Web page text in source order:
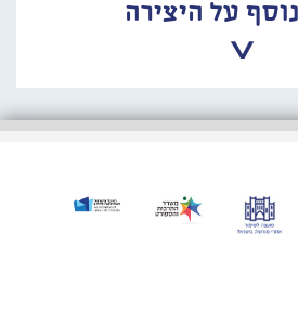
על היצירה